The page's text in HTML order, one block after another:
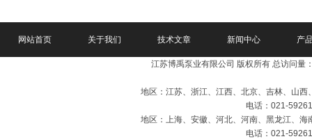
网站首页 关于我们 技术文章 新闻中心 产
江苏博禹泵业有限公司 版权所有 总访问量
地区：江苏、浙江、江西、北京、吉林、山
电话：021-
地区：上海、安徽、河北、河南、黑龙江、
电话：021-